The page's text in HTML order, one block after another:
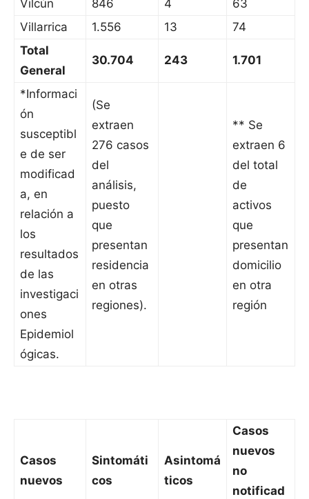
Vilcún 846 4
63
Villarrica
1.556 13
74
Total
General
30.704 243 1.701
*Informaci
ón
susceptibl
e de ser
modificad
a, en
relación a
los
resultados
de las
investigaci
ones
Epidemiol
ógicas.
(Se
extraen
276 casos
del
análisis,
puesto
que
presentan
residencia
en otras
regiones).
** Se
extraen 6
del total
de
activos
que
presentan
domicilio
en otra
región
Casos
nuevos
Sintomáti
cos
Asintomá
ticos
Casos
nuevos
no
notificad